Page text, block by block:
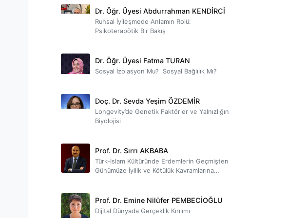
Dr. Öğr. Üyesi Abdurrahman KENDİRCİ
Ruhsal İyileşmede Anlamın Rolü:
Psikoterapötik Bir Bakış
Dr. Öğr. Üyesi Fatma TURAN
Sosyal İzolasyon Mu? Sosyal Bağlılık Mı?
Doç. Dr. Sevda Yeşim ÖZDEMİR
Longevity’de Genetik Faktörler ve Yalnızlığın
Biyolojisi
Prof. Dr. Sırrı AKBABA
Türk-İslam Kültüründe Erdemlerin Geçmişten
Günümüze İyilik ve Kötülük Kavramlarına
Prof. Dr. Emine Nilüfer PEMBECİOĞLU
Dijital Dünyada Gerçeklik Kırılımı